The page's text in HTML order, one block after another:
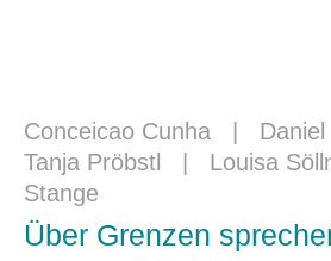
Conceicao Cunha |
Tanja Pröbstl | Louisa
Stange
Über Grenzen